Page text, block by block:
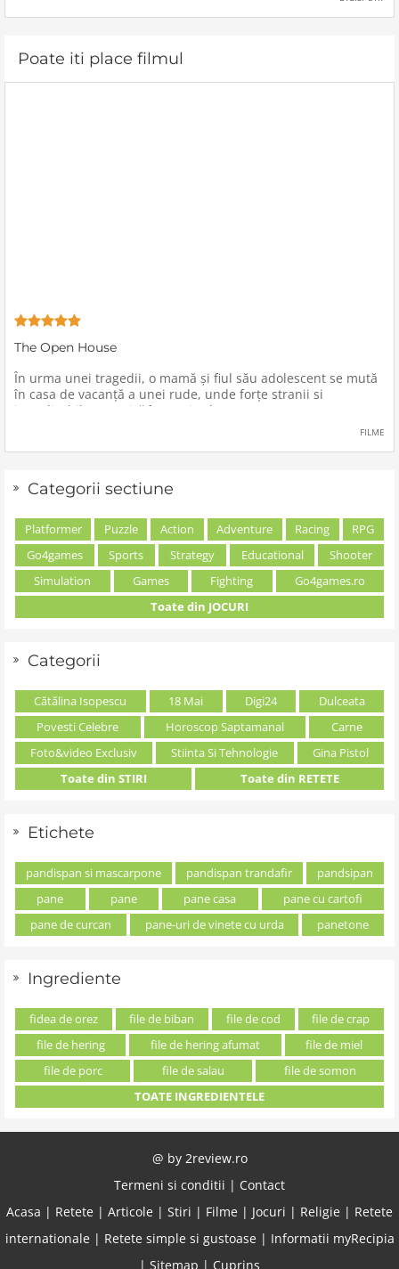
Poate iti place filmul
The Open House
În urma unei tragedii, o mamă şi fiul său adolescent se mută
în casa de vacanţă a unei rude, unde forţe stranii si
inexplicabile conspiră împotriva lor.
FILME
Categorii sectiune
Platformer Puzzle Action Adventure Racing
RPG
Go4games
Sports Strategy Educational
Shooter
Simulation
Games Fighting
Go4games.ro
Toate din JOCURI
Categorii
Cătălina Isopescu 18 Mai Digi24
Dulceata
Povesti Celebre
Horoscop Saptamanal
Carne
Foto&video Exclusiv
Stiinta Si Tehnologie
Gina Pistol
Toate din STIRI
Toate din RETETE
Etichete
pandispan si mascarpone pandispan trandafir
pandsipan
pane
pane pane casa
pane cu cartofi
pane de curcan
pane-uri de vinete cu urda panetone
Ingrediente
fidea de orez file de biban file de cod
file de crap
file de hering
file de hering afumat
file de miel
file de porc
file de salau
file de somon
TOATE INGREDIENTELE
@ by 2review.ro
Termeni si conditii | Contact
Acasa | Retete | Articole | Stiri | Filme | Jocuri | Religie | Retete
internationale| Retete simple si gustoase| Informatii myRecipia
| Sitemap | Cuprins